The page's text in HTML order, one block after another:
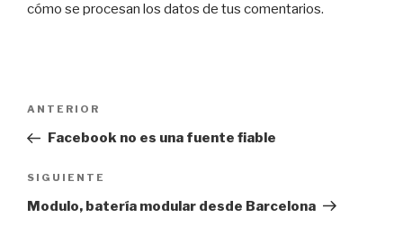
cómo se procesan los datos de tus comentarios.
entradas
Entrada
anterior:
ANTERIOR
Facebook no es una fuente fiable
Siguiente
entrada
SIGUIENTE
Modulo, batería modular desde Barcelona